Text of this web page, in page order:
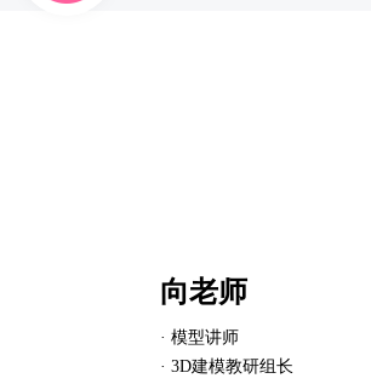
向老师
· 模型讲师
· 3D建模教研组长